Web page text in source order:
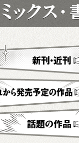
刊
発売予定